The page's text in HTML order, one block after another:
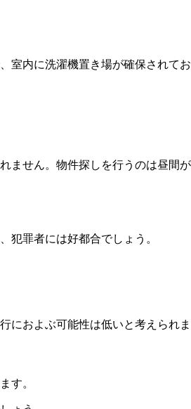
室内に洗濯機置き場が確保されて
ません。物件探しを行うのは昼間
犯罪者には好都合でしょう。
およぶ可能性は低いと考えられま
す。